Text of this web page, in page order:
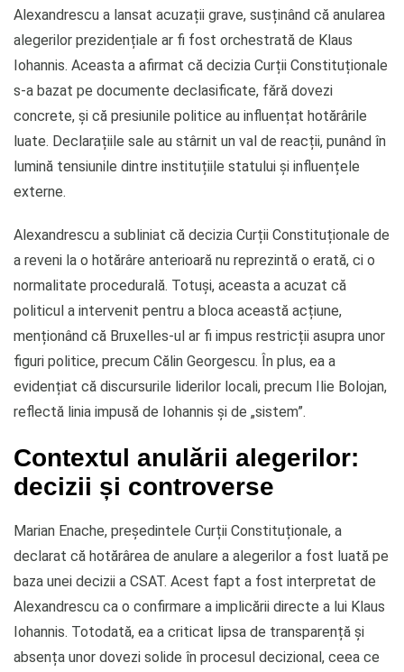
Alexandrescu a lansat acuzații grave, susținând că anularea
alegerilor prezidențiale ar fi fost orchestrată de Klaus
Iohannis. Aceasta a afirmat că decizia Curții Constituționale
s-a bazat pe documente declasificate, fără dovezi
concrete, și că presiunile politice au influențat hotărârile
luate. Declarațiile sale au stârnit un val de reacții, punând în
lumină tensiunile dintre instituțiile statului și influențele
externe.
Alexandrescu a subliniat că decizia Curții Constituționale de
a reveni la o hotărâre anterioară nu reprezintă o erată, ci o
normalitate procedurală. Totuși, aceasta a acuzat că
politicul a intervenit pentru a bloca această acțiune,
menționând că Bruxelles-ul ar fi impus restricții asupra unor
figuri politice, precum Călin Georgescu. În plus, ea a
evidențiat că discursurile liderilor locali, precum Ilie Bolojan,
reflectă linia impusă de Iohannis și de „sistem”.
Contextul anulării alegerilor:
decizii și controverse
Marian Enache, președintele Curții Constituționale, a
declarat că hotărârea de anulare a alegerilor a fost luată pe
baza unei decizii a CSAT. Acest fapt a fost interpretat de
Alexandrescu ca o confirmare a implicării directe a lui Klaus
Iohannis. Totodată, ea a criticat lipsa de transparență și
absența unor dovezi solide în procesul decizional, ceea ce